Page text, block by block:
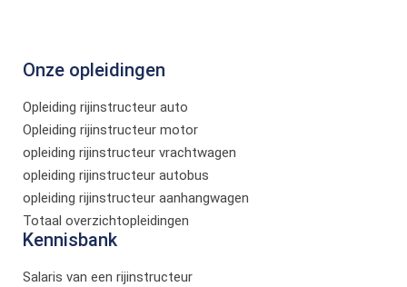
Onze opleidingen
Opleiding rijinstructeur auto
Opleiding rijinstructeur motor
opleiding rijinstructeur vrachtwagen
opleiding rijinstructeur autobus
opleiding rijinstructeur aanhangwagen
Totaal overzichtopleidingen
Kennisbank
Salaris van een rijinstructeur